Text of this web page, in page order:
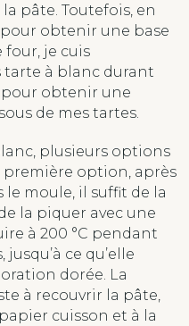
pâte. Toutefois, en
pour obtenir une base
je cuis
tarte à blanc durant
pour obtenir une
de mes tartes.
plusieurs options
première option, après
moule, il suffit de la
la piquer avec une
à 200 °C pendant
ce qu’elle
dorée. La
à recouvrir la pâte,
cuisson et à la